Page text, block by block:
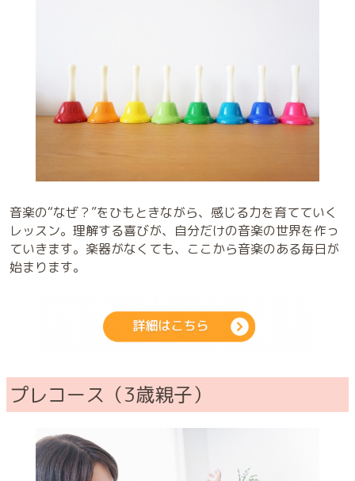
音楽の“なぜ？”をひもときながら、感じる力を育てていく
レッスン。理解する喜びが、自分だけの音楽の世界を作っ
ていきます。楽器がなくても、ここから音楽のある毎日が
始まります。
プレコース（3歳親子）